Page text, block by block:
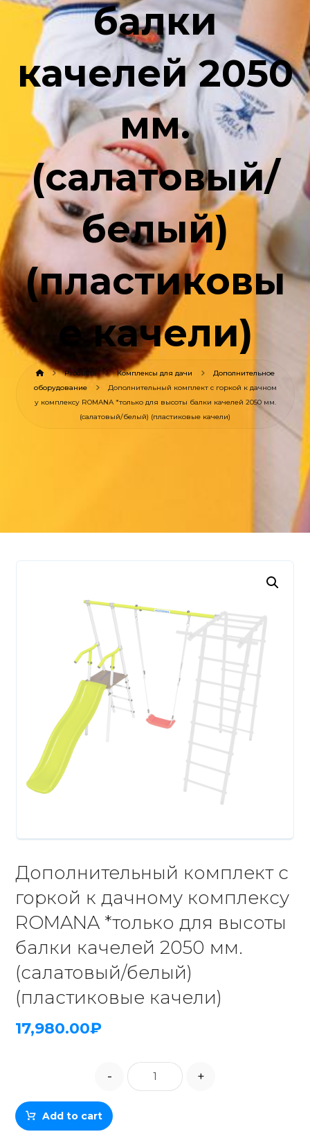
балки
качелей 2050
мм.
(салатовый/
белый)
(пластиковы
е качели)
Products Комплексы для дачи
Дополнительное
оборудование
Дополнительный комплект с горкой к дачном
у комплексу ROMANA *только для высоты балки качелей 2050 мм.
(салатовый/белый) (пластиковые качели)
Дополнительный комплект с
горкой к дачному комплексу
ROMANA *только для высоты
балки качелей 2050 мм.
(салатовый/белый)
(пластиковые качели)
17,980.00₽
- +
Add to cart